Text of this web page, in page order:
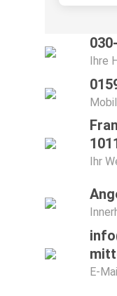
Ihre
Mobil
Ihr
E-